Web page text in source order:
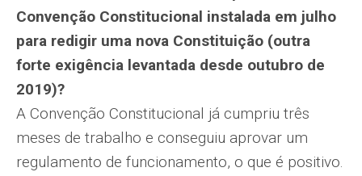
Convenção Constitucional instalada em julho
para redigir uma nova Constituição (outra
forte exigência levantada desde outubro de
2019)?
A Convenção Constitucional já cumpriu três
meses de trabalho e conseguiu aprovar um
regulamento de funcionamento, o que é positivo.